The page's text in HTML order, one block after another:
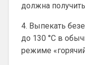
должна
4. Выпекать
до 130 °С в
режиме